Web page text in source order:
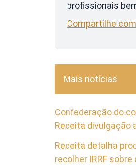
profissionais
Compartilhe
Mais notícias
Confederação do
Receita divulgação
Receita detalha
recolher IRRF sobre